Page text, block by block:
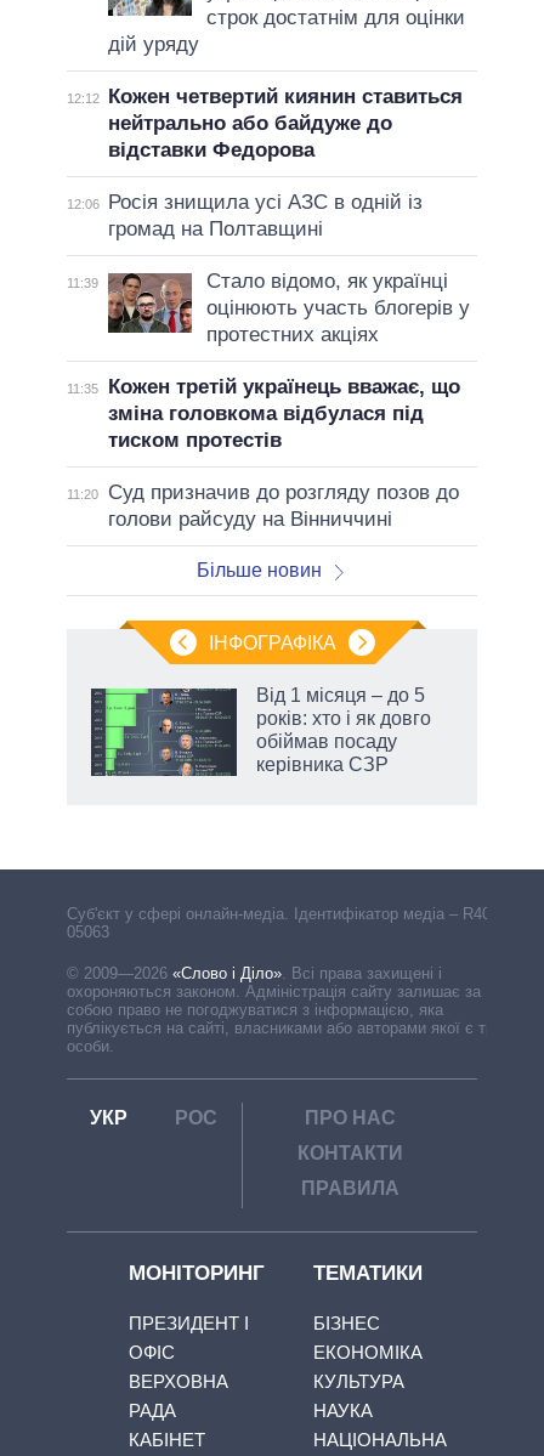
строк достатнім для оцінки
дій уряду
12:12
Кожен четвертий киянин ставиться
нейтрально або байдуже до
відставки Федорова
12:06
Росія знищила усі АЗС в одній із
громад на Полтавщині
11:39
Стало відомо, як українці
оцінюють участь блогерів у
протестних акціях
11:35
Кожен третій українець вважає, що
зміна головкома відбулася під
тиском протестів
11:20
Суд призначив до розгляду позов до
голови райсуду на Вінниччині
Більше новин
ІНФОГРАФІКА
Від 1 місяця – до 5
років: хто і як довго
обіймав посаду
керівника СЗР
Cуб'єкт у сфері онлайн-медіа. Ідентифікатор медіа – R40-
05063
© 2009—2026 «Слово і Діло»
Всі права захищені і
охороняються законом. Адміністрація сайту залишає за
собою право не погоджуватися з інформацією, яка
публікується на сайті, власниками або авторами якої є треті
особи.
УКР РОС
ПРО НАС
КОНТАКТИ
ПРАВИЛА
МОНІТОРИНГ
ПРЕЗИДЕНТ І
ОФІС
ВЕРХОВНА
РАДА
КАБІНЕТ
ТЕМАТИКИ
БІЗНЕС
ЕКОНОМІКА
КУЛЬТУРА
НАУКА
НАЦІОНАЛЬНА